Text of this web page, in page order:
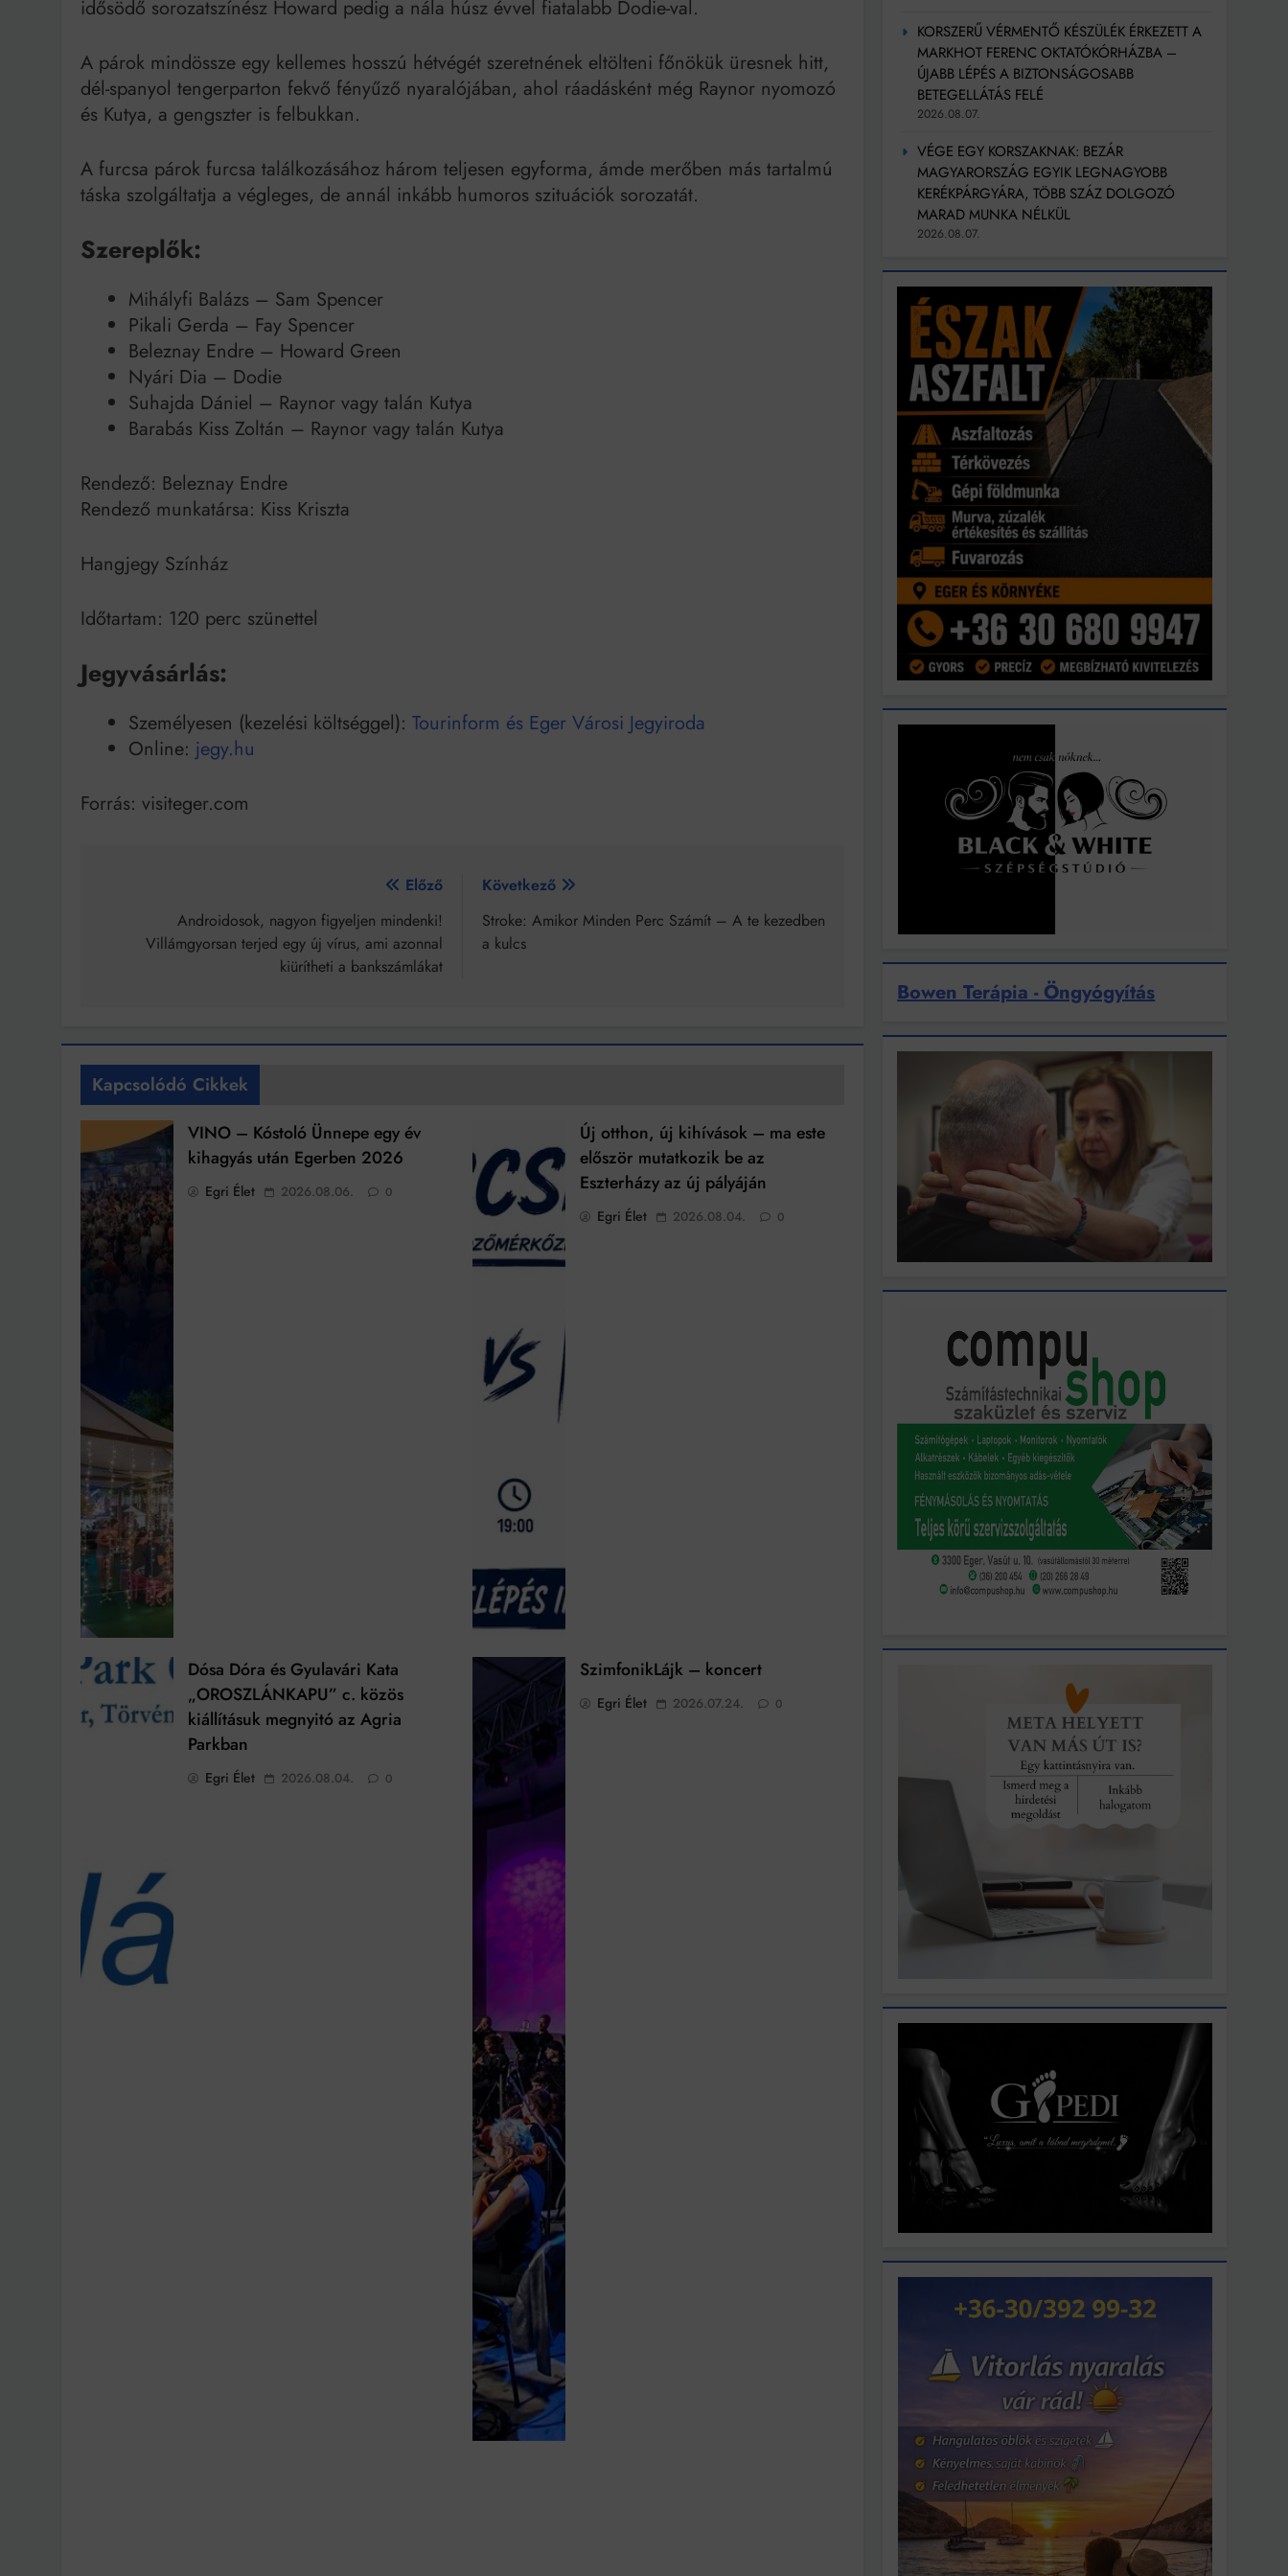
Mindenki a világot akarja uralni – de nem csak a 80-as években
idősödő sorozatszínész Howard pedig a nála húsz évvel fiatalabb Dodie-val.
A párok mindössze egy kellemes hosszú hétvégét szeretnének eltölteni főnökük üresnek hitt,
dél-spanyol tengerparton fekvő fényűző nyaralójában, ahol ráadásként még Raynor nyomozó
és Kutya, a gengszter is felbukkan.
A furcsa párok furcsa találkozásához három teljesen egyforma, ámde merőben más tartalmú
táska szolgáltatja a végleges, de annál inkább humoros szituációk sorozatát.
Szereplők:
Mihályfi Balázs – Sam Spencer
Pikali Gerda – Fay Spencer
Beleznay Endre – Howard Green
Nyári Dia – Dodie
Suhajda Dániel – Raynor vagy talán Kutya
Barabás Kiss Zoltán – Raynor vagy talán Kutya
Rendező: Beleznay Endre
Rendező munkatársa: Kiss Kriszta
Hangjegy Színház
Időtartam: 120 perc szünettel
Jegyvásárlás:
Személyesen (kezelési költséggel): Tourinform és Eger Városi Jegyiroda
Online: jegy.hu
Forrás: visiteger.com
navigáció
Előző
Androidosok, nagyon figyeljen mindenki!
Villámgyorsan terjed egy új vírus, ami azonnal
kiürítheti a bankszámlákat
Következő
Stroke: Amikor Minden Perc Számít – A te kezedben
a kulcs
Kapcsolódó Cikkek
VINO – Kóstoló Ünnepe egy év
kihagyás után Egerben 2026
Egri Élet 2026.08.06. 0
Új otthon, új kihívások – ma este
először mutatkozik be az
Eszterházy az új pályáján
Egri Élet 2026.08.04. 0
Dósa Dóra és Gyulavári Kata
„OROSZLÁNKAPU” c. közös
kiállításuk megnyitó az Agria
Parkban
Egri Élet 2026.08.04. 0
SzimfonikLájk – koncert
Egri Élet 2026.07.24. 0
KORSZERŰ VÉRMENTŐ KÉSZÜLÉK ÉRKEZETT A
MARKHOT FERENC OKTATÓKÓRHÁZBA –
ÚJABB LÉPÉS A BIZTONSÁGOSABB
BETEGELLÁTÁS FELÉ
2026.08.07.
VÉGE EGY KORSZAKNAK: BEZÁR
MAGYARORSZÁG EGYIK LEGNAGYOBB
KERÉKPÁRGYÁRA, TÖBB SZÁZ DOLGOZÓ
MARAD MUNKA NÉLKÜL
2026.08.07.
Bowen Terápia - Öngyógyítás